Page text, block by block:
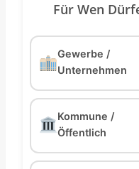
Für Wen
Gewerbe /
Unternehmen
Kommune /
Öffentlich